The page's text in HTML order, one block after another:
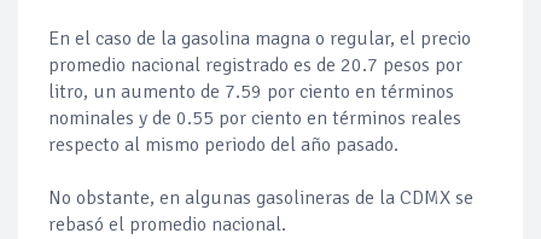
En el caso de la gasolina magna o regular, el precio
promedio nacional registrado es de 20.7 pesos por
litro, un aumento de 7.59 por ciento en términos
nominales y de 0.55 por ciento en términos reales
respecto al mismo periodo del año pasado.
No obstante, en algunas gasolineras de la CDMX se
rebasó el promedio nacional.